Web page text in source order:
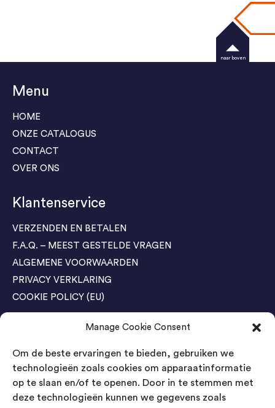
Manage Cookie Consent
Om de beste ervaringen te bieden, gebruiken we
technologieën zoals cookies om apparaatinformatie
op te slaan en/of te openen. Door in te stemmen met
deze technologieën kunnen we gegevens zoals
Menu
HOME
ONZE CATALOGUS
CONTACT
OVER ONS
Klantenservice
VERZENDEN EN BETALEN
F.A.Q. – MEEST GESTELDE VRAGEN
ALGEMENE VOORWAARDEN
PRIVACY VERKLARING
COOKIE POLICY (EU)
Agenda Trade Shows
04-05 November / SVG FAIR Winterswijk
Bestel GRATIS kaarten
Bestel GRATIS kaarten
naar boven